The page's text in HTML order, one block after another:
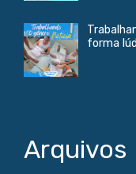
forma
Arquivos